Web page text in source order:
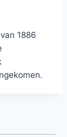
1886